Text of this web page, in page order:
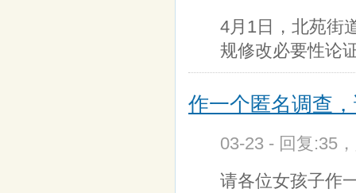
4月1日，北苑街
规修改必要性论
作一个匿名调查
03-23 - 回复:35
请各位女孩子作